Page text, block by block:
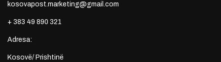
kosovapost.marketing@gmail.com
+ 383 49 890 321
Adresa:
Kosovë/ Prishtinë